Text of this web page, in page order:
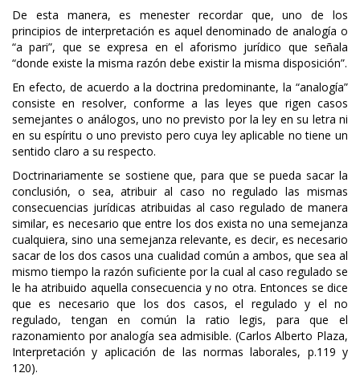
De esta manera, es menester recordar que, uno de los
principios de interpretación es aquel denominado de analogía o
“a pari”, que se expresa en el aforismo jurídico que señala
“donde existe la misma razón debe existir la misma disposición”.
En efecto, de acuerdo a la doctrina predominante, la “analogía”
consiste en resolver, conforme a las leyes que rigen casos
semejantes o análogos, uno no previsto por la ley en su letra ni
en su espíritu o uno previsto pero cuya ley aplicable no tiene un
sentido claro a su respecto.
Doctrinariamente se sostiene que, para que se pueda sacar la
conclusión, o sea, atribuir al caso no regulado las mismas
consecuencias jurídicas atribuidas al caso regulado de manera
similar, es necesario que entre los dos exista no una semejanza
cualquiera, sino una semejanza relevante, es decir, es necesario
sacar de los dos casos una cualidad común a ambos, que sea al
mismo tiempo la razón suficiente por la cual al caso regulado se
le ha atribuido aquella consecuencia y no otra. Entonces se dice
que es necesario que los dos casos, el regulado y el no
regulado, tengan en común la ratio legis, para que el
razonamiento por analogía sea admisible. (Carlos Alberto Plaza,
Interpretación y aplicación de las normas laborales, p.119 y
120).